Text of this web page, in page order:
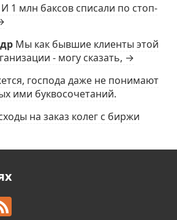
1 млн баксов списали по стоп-
Мы как бывшие клиенты этой
- могу сказать, →
господа даже не понимают
ими буквосочетаний.
на заказ колег с биржи
F